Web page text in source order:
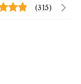
(315)